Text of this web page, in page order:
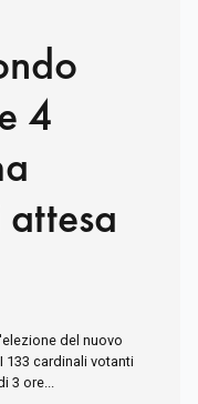
4
del nuovo
133 cardinali votanti
ore...